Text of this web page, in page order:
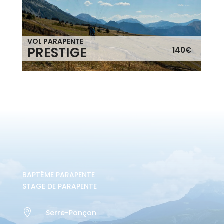
VOL PARAPENTE
PRESTIGE 140€
BAPTÊME PARAPENTE
STAGE DE PARAPENTE
 Serre-Ponçon